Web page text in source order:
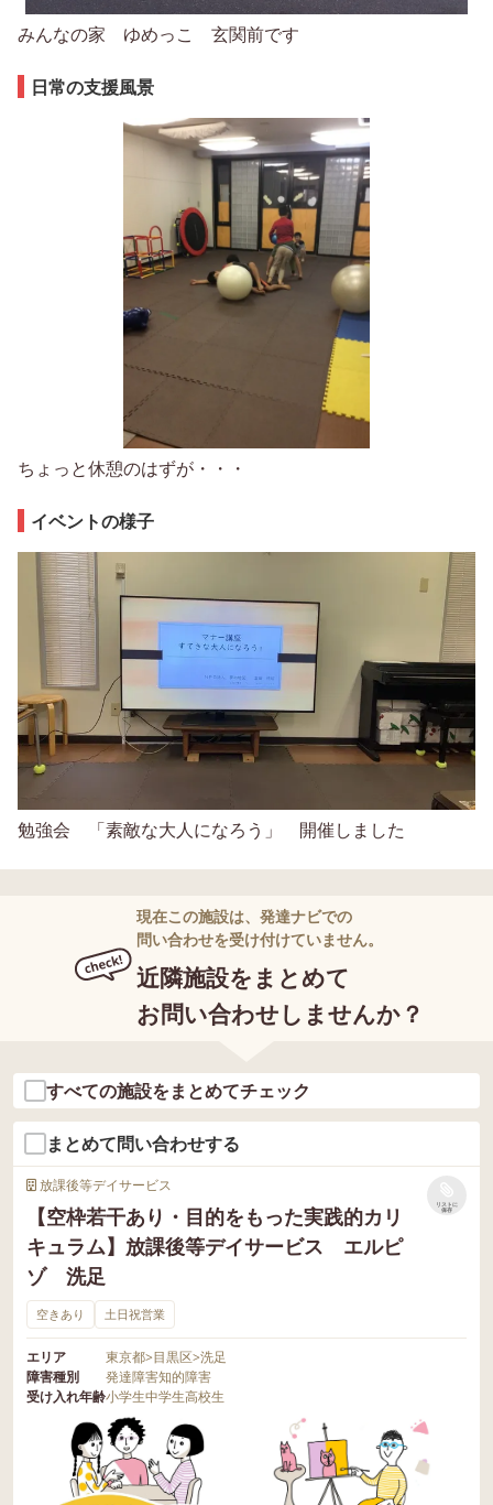
みんなの家 ゆめっこ 玄関前です
日常の支援風景
ちょっと休憩のはずが・・・
イベントの様子
勉強会 「素敵な大人になろう」 開催しました
現在この施設は、発達ナビでの
問い合わせを受け付けていません。
近隣施設をまとめて
お問い合わせしませんか？
すべての施設をまとめてチェック
まとめて問い合わせする
放課後等デイサービス
【空枠若干あり・目的をもった実践的カリ
キュラム】放課後等デイサービス エルピ
ゾ 洗足
リストに
保存
空きあり 土日祝営業
エリア 東京都>目黒区>洗足
障害種別
発達障害知的障害
受け入れ年齢小学生中学生高校生